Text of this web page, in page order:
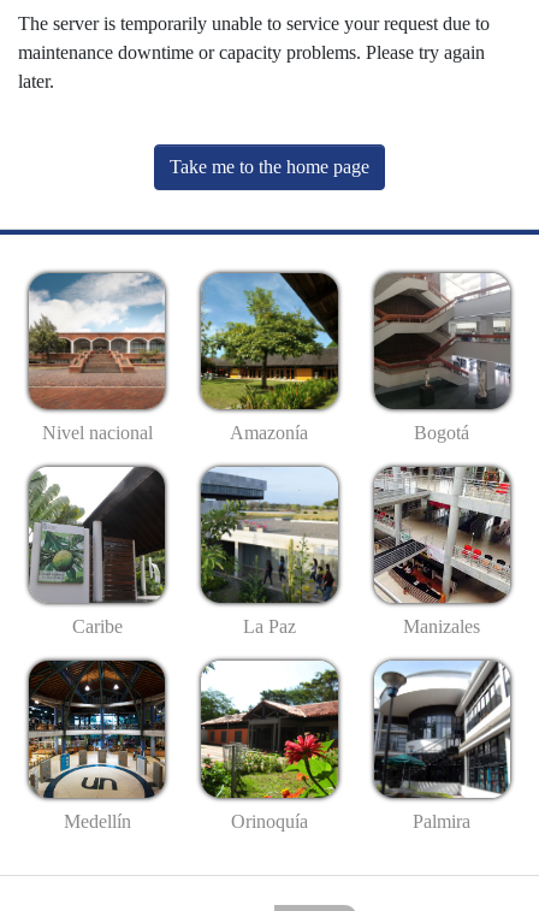
The server is temporarily unable to service your request due to
maintenance downtime or capacity problems. Please try again
later.
Take me to the home page
Nivel nacional Amazonía Bogotá
Caribe La Paz Manizales
Medellín Orinoquía Palmira